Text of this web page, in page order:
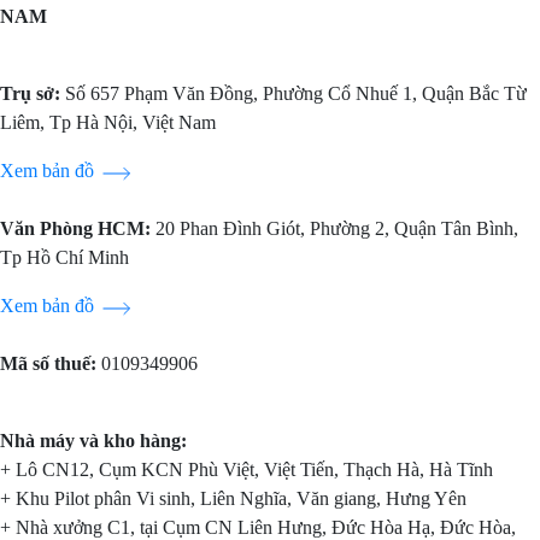
NAM
Trụ sở: Số 657 Phạm Văn Đồng, Phường Cổ Nhuế 1, Quận Bắc Từ
Liêm, Tp Hà Nội, Việt Nam
Xem bản đồ
Văn Phòng HCM: 20 Phan Đình Giót, Phường 2, Quận Tân Bình,
Tp Hồ Chí Minh
Xem bản đồ
Mã số thuế: 0109349906
Nhà máy và kho hàng:
+ Lô CN12, Cụm KCN Phù Việt, Việt Tiến, Thạch Hà, Hà Tĩnh
+ Khu Pilot phân Vi sinh, Liên Nghĩa, Văn giang, Hưng Yên
+ Nhà xưởng C1, tại Cụm CN Liên Hưng, Đức Hòa Hạ, Đức Hòa,